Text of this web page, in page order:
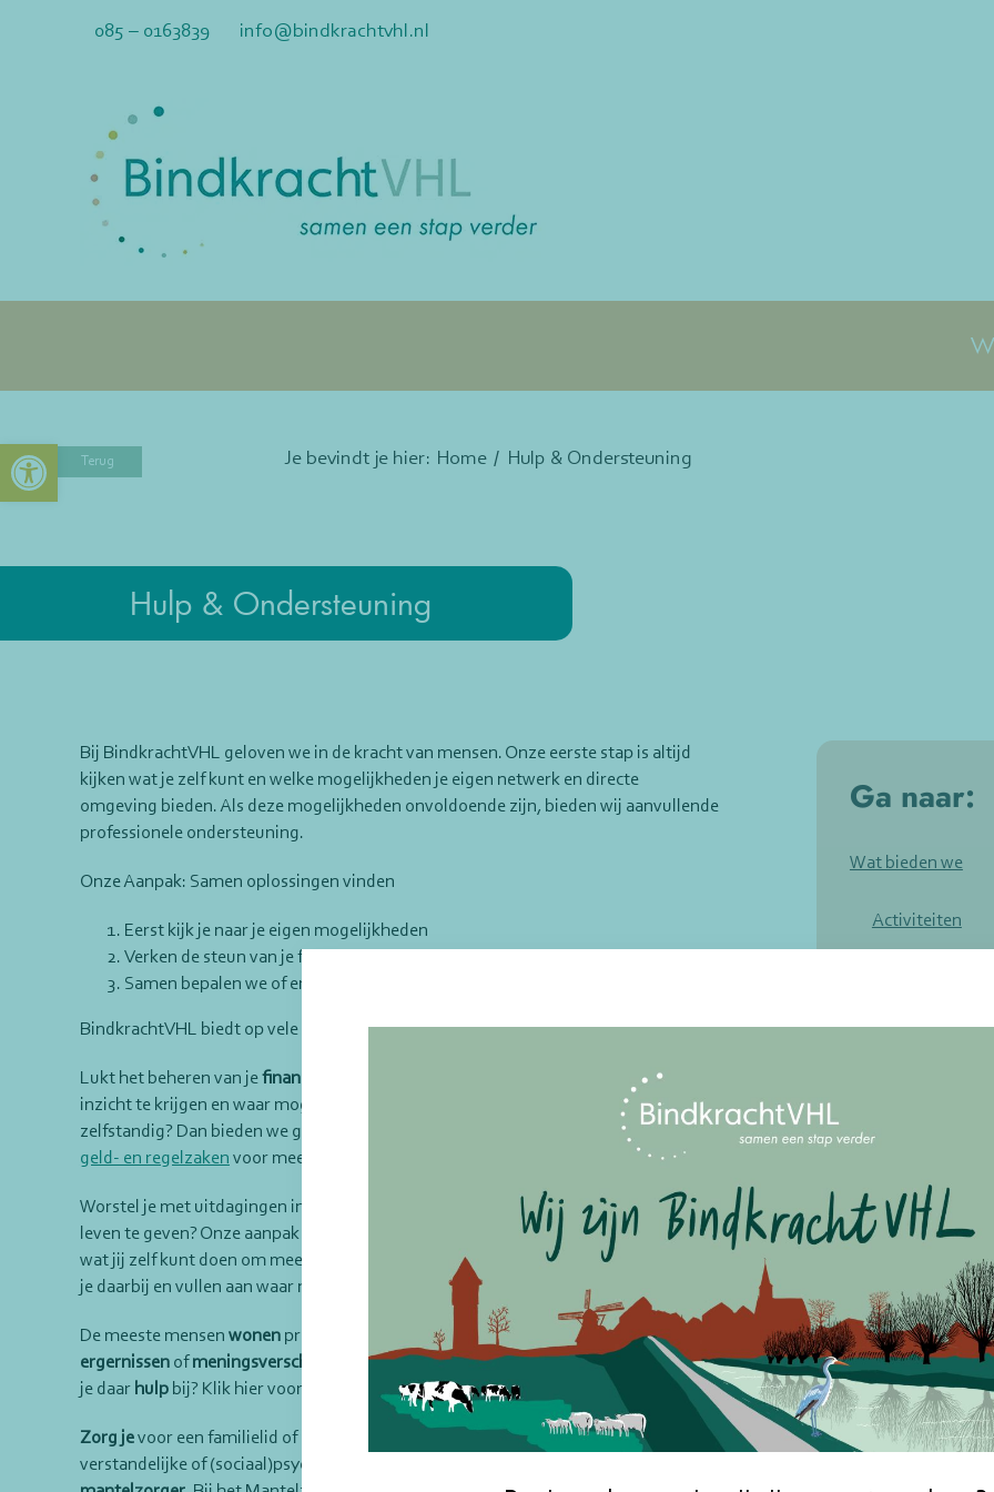
Toolbar openen
085 – 0163839 info@bindkrachtvhl.nl
Je bevindt je hier: Home Hulp & Ondersteuning
Hulp & Ondersteuning
Bij BindkrachtVHL geloven we in de kracht van mensen. Onze eerste stap is altijd
kijken wat je zelf kunt en welke mogelijkheden je eigen netwerk en directe
omgeving bieden. Als deze mogelijkheden onvoldoende zijn, bieden wij aanvullende
professionele ondersteuning.
Onze Aanpak: Samen oplossingen vinden
Eerst kijk je naar je eigen mogelijkheden
Verken de steun van je familie, vrienden of buren
Samen bepalen we of en welke professionele hulp nodig is
BindkrachtVHL biedt op vele terreinen hulp of ondersteuning.
Lukt het beheren van jefinanciën en administratie
even niet? We helpen je eerst
inzicht te krijgen en waar mogelijk zelf de regie te nemen. Kan dat niet geheel
zelfstandig? Dan bieden we gerichte ondersteuning bij geld- en regelzaken? Kijk
geld- en regelzaken voor meer informatie.
Worstel je met uitdagingen in je leven? Is het lastig om een positieve draai aan je
leven te geven? Onze aanpak begint met jouw eigen kracht. Samen ontdekken we
wat jij zelf kunt doen om meer grip te krijgen. Onzewelzijnscoaches
ondersteunen
je daarbij en vullen aan waar nodig.
De meeste mensen wonenprettig naast hun buren. Is dat niet het geval? Zijn er
ergernissenofmeningsverschillen ? Is hetlastigom tot een gesprek te komen en wil
je daar hulpbij? Klik hier voor buurtbemiddeling.
Zorg jevoor een familielid of andere naaste vanwege een langdurige ziekte,
verstandelijke of (sociaal)psychische beperking of hoge leeftijd? Dan ben je
Ga naar:
Wat bieden we
Activiteiten
Kunst & cultuur
Opbouwwerker
Vervoer
Vrijwillige inzet